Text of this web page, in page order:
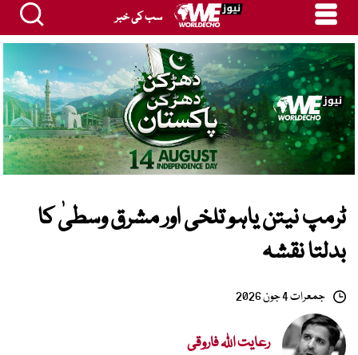
سب کی خبر
ٹرمپ نیتن یاہو تلخی اور مشرق وسطیٰ کا
بدلتا نقشہ
جمعرات 4 جون 2026
رعایت اللہ فاروقی